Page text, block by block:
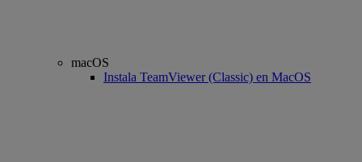
macOS
Instala TeamViewer (Classic) en MacOS